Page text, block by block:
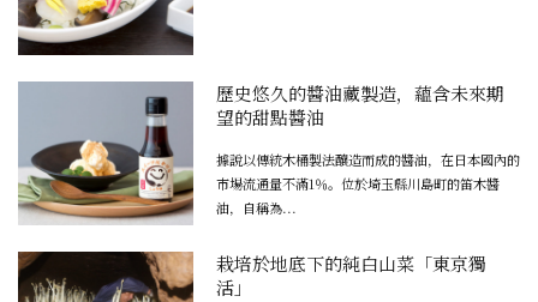
歷史悠久的醬油藏製造，蘊含未來期
望的甜點醬油
據說以傳統木桶製法釀造而成的醬油，在日本國內的
市場流通量不滿1％。位於埼玉縣川島町的笛木醬
油，自稱為...
栽培於地底下的純白山菜「東京獨
活」